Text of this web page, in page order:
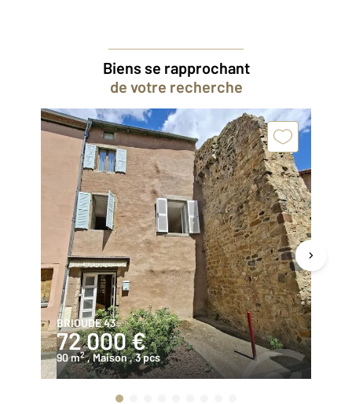
Biens se rapprochant
de votre recherche
BRIOUDE 43
72 000 €
90 m2 , Maison, 3 pcs